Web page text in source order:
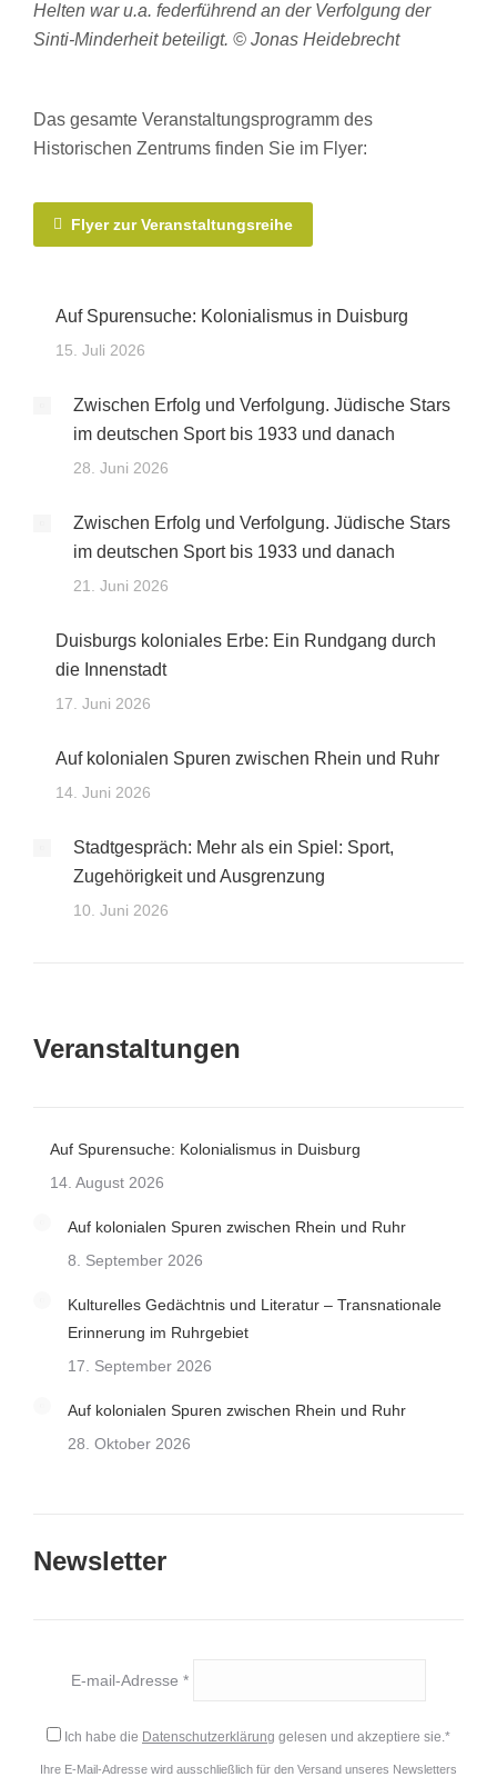
Helten war u.a. federführend an der Verfolgung der
Sinti-Minderheit beteiligt. © Jonas Heidebrecht
Das gesamte Veranstaltungsprogramm des
Historischen Zentrums finden Sie im Flyer:
Flyer zur Veranstaltungsreihe
Auf Spurensuche: Kolonialismus in Duisburg
15. Juli 2026
Zwischen Erfolg und Verfolgung. Jüdische Stars
im deutschen Sport bis 1933 und danach
28. Juni 2026
Zwischen Erfolg und Verfolgung. Jüdische Stars
im deutschen Sport bis 1933 und danach
21. Juni 2026
Duisburgs koloniales Erbe: Ein Rundgang durch
die Innenstadt
17. Juni 2026
Auf kolonialen Spuren zwischen Rhein und Ruhr
14. Juni 2026
Stadtgespräch: Mehr als ein Spiel: Sport,
Zugehörigkeit und Ausgrenzung
10. Juni 2026
Veranstaltungen
Auf Spurensuche: Kolonialismus in Duisburg
14. August 2026
Auf kolonialen Spuren zwischen Rhein und Ruhr
8. September 2026
Kulturelles Gedächtnis und Literatur – Transnationale
Erinnerung im Ruhrgebiet
17. September 2026
Auf kolonialen Spuren zwischen Rhein und Ruhr
28. Oktober 2026
Newsletter
E-mail-Adresse *
Ich habe die Datenschutzerklärung gelesen und akzeptiere sie.*
Ihre E-Mail-Adresse wird ausschließlich für den Versand unseres Newsletters